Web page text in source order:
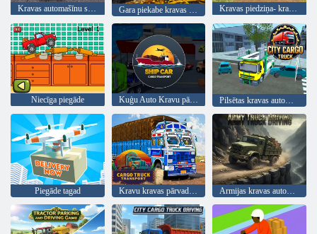
Kravas automašīnu simulācija Kravas piedziņa- kravas automašīnu piegādes simulators
Niecīga piegāde Kuģu Auto Kravu pārvadājumi Pilsētas kravas automašīna
Piegāde tagad Kravu kravas pārvadājumi Armijas kravas automašīnu vadīšana